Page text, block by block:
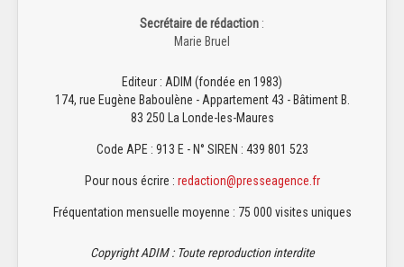
Secrétaire de rédaction :
Marie Bruel
Editeur : ADIM (fondée en 1983)
174, rue Eugène Baboulène - Appartement 43 - Bâtiment B.
83 250 La Londe-les-Maures
Code APE : 913 E - N° SIREN : 439 801 523
Pour nous écrire : redaction@presseagence.fr
Fréquentation mensuelle moyenne : 75 000 visites uniques
Copyright ADIM : Toute reproduction interdite